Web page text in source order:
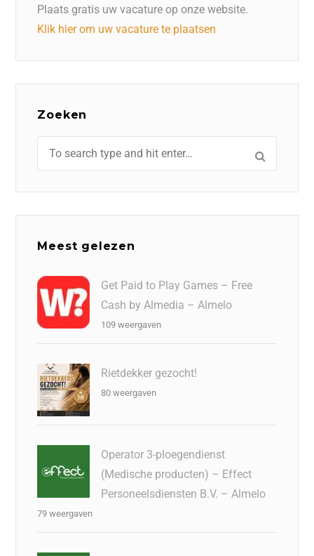
Plaats gratis uw vacature op onze website.
Klik hier om uw vacature te plaatsen
Zoeken
Meest gelezen
Get Paid to Play Games – Free
Cash by Almedia – Almelo
109 weergaven
Rietdekker gezocht!
80 weergaven
Operator 3-ploegendienst
(Medische producten) – Effect
Personeelsdiensten B.V. – Almelo
79 weergaven